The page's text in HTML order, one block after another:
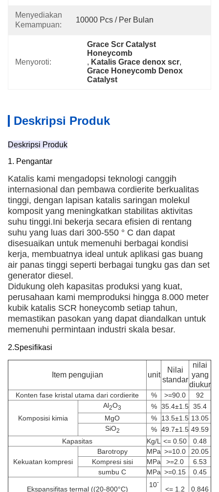
Menyediakan
Kemampuan:
10000 Pcs / Per Bulan
Menyoroti:
Grace Scr Catalyst
Honeycomb
, Katalis Grace denox scr,
Grace Honeycomb Denox
Catalyst
Deskripsi Produk
Deskripsi Produk
1. Pengantar
Katalis kami mengadopsi teknologi canggih
internasional dan pembawa cordierite berkualitas
tinggi, dengan lapisan katalis saringan molekul
komposit yang meningkatkan stabilitas aktivitas
suhu tinggi.Ini bekerja secara efisien di rentang
suhu yang luas dari 300-550 ° C dan dapat
disesuaikan untuk memenuhi berbagai kondisi
kerja, membuatnya ideal untuk aplikasi gas buang
air panas tinggi seperti berbagai tungku gas dan set
generator diesel.
Didukung oleh kapasitas produksi yang kuat,
perusahaan kami memproduksi hingga 8.000 meter
kubik katalis SCR honeycomb setiap tahun,
memastikan pasokan yang dapat diandalkan untuk
memenuhi permintaan industri skala besar.
2.Spesifikasi
Item pengujian unit
Nilai
standar
nilai
yang
diukur
Konten fase kristal utama dari cordierite % >=90.0 92
Komposisi kimia
Al2O3 % 35.4±1.5 35.4
MgO
% 13.5±1.5 13.05
SiO2 % 49.7±1.5 49.59
Kapasitas
Kg/L <= 0.50 0.48
Kekuatan kompresi
Barotropy MPa >=10.0
20.05
Kompresi sisi
MPa >=2.0
6.53
sumbu C
MPa >=0.15 0.45
Ekspansifitas termal ((20-800°C)
10-
<= 1.2 0.846